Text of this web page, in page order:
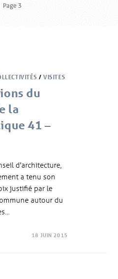
Page 3
/VISITES
du
la
41 –
d'architecture,
a tenu son
justifié par le
autour du
18 JUIN 2015